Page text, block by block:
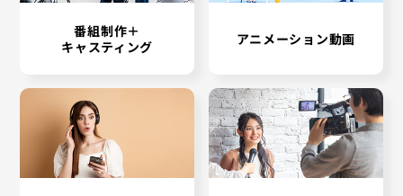
番組制作＋
キャスティング
アニメーション動画